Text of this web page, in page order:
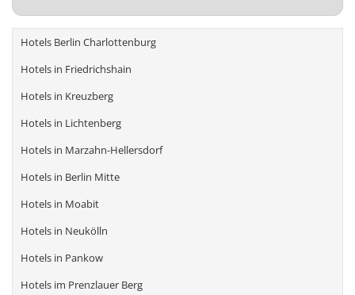
Hotels Berlin Charlottenburg
Hotels in Friedrichshain
Hotels in Kreuzberg
Hotels in Lichtenberg
Hotels in Marzahn-Hellersdorf
Hotels in Berlin Mitte
Hotels in Moabit
Hotels in Neukölln
Hotels in Pankow
Hotels im Prenzlauer Berg